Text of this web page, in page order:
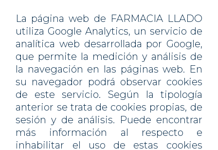
La página web de FARMACIA LLADO
utiliza Google Analytics, un servicio de
analítica web desarrollada por Google,
que permite la medición y análisis de
la navegación en las páginas web. En
su navegador podrá observar cookies
de este servicio. Según la tipología
anterior se trata de cookies propias, de
sesión y de análisis. Puede encontrar
más información al respecto e
inhabilitar el uso de estas cookies